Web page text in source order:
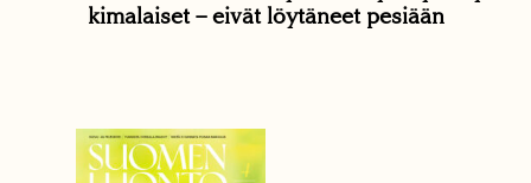
kimalaiset – eivät löytäneet pesiään